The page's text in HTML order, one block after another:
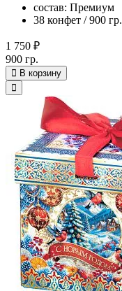
состав: Премиум
38 конфет / 900 гр.
1 750 ₽
900 гр.
В корзину